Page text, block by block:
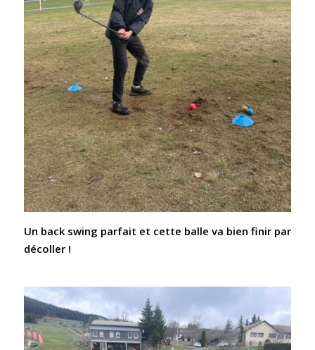
Un back swing parfait et cette balle va bien finir par
décoller !